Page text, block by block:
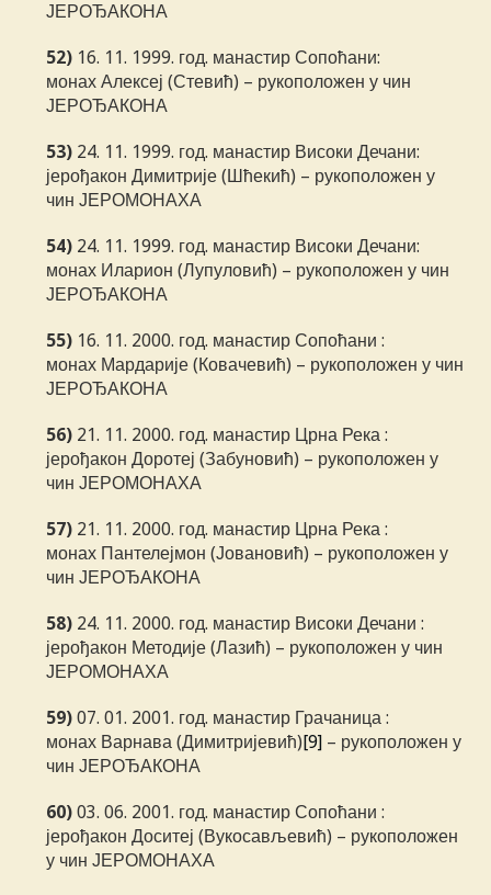
ЈЕРОЂАКОНА
52) 16. 11. 1999. год. манастир Сопоћани:
монах Алексеј (Стевић) – рукоположен у чин
ЈЕРОЂАКОНА
53) 24. 11. 1999. год. манастир Високи Дечани:
јерођакон Димитрије (Шћекић) – рукоположен у
чин ЈЕРОМОНАХА
54) 24. 11. 1999. год. манастир Високи Дечани:
монах Иларион (Лупуловић) – рукоположен у чин
ЈЕРОЂАКОНА
55) 16. 11. 2000. год. манастир Сопоћани :
монах Мардарије (Ковачевић) – рукоположен у чин
ЈЕРОЂАКОНА
56) 21. 11. 2000. год. манастир Црна Река :
јерођакон Доротеј (Забуновић) – рукоположен у
чин ЈЕРОМОНАХА
57) 21. 11. 2000. год. манастир Црна Река :
монах Пантелејмон (Јовановић) – рукоположен у
чин ЈЕРОЂАКОНА
58) 24. 11. 2000. год. манастир Високи Дечани :
јерођакон Методије (Лазић) – рукоположен у чин
ЈЕРОМОНАХА
59) 07. 01. 2001. год. манастир Грачаница :
монах Варнава (Димитријевић) [9] – рукоположен у
чин ЈЕРОЂАКОНА
60) 03. 06. 2001. год. манастир Сопоћани :
јерођакон Доситеј (Вукосављевић) – рукоположен
у чин ЈЕРОМОНАХА